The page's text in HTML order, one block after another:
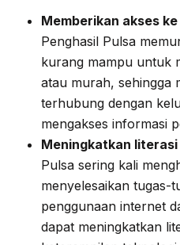
Memberikan akses
Penghasil Pulsa
kurang mampu untuk
atau murah, sehingga
terhubung dengan
mengakses informasi
Meningkatkan
Pulsa sering kali
menyelesaikan tugas-
penggunaan internet
dapat meningkatkan